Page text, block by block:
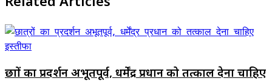
छात्रों का प्रदर्शन अभूतपूर्व, धर्मेंद्र प्रधान को तत्काल देना चाहिए